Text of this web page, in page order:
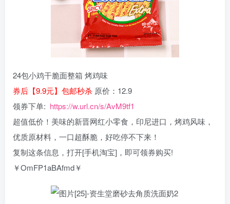
24包小鸡干脆面整箱 烤鸡味
券后【9.9元】包邮秒杀 原价：12.9
领券下单: https://w.url.cn/s/AvM9tf1
超值低价！美味的新晋网红小零食，印尼进口，烤鸡风味，
优质原材料，一口超酥脆，好吃停不下来！
复制这条信息，打开[手机淘宝]，即可领券购买!
￥OmFP1aBAfmd￥